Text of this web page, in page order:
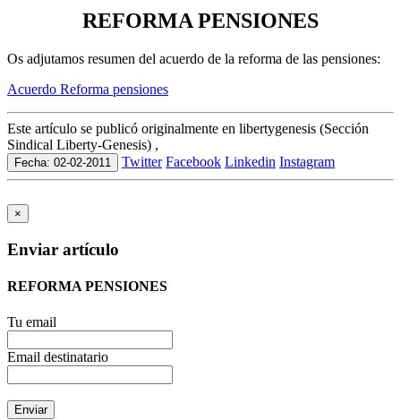
REFORMA PENSIONES
Os adjutamos resumen del acuerdo de la reforma de las pensiones:
Acuerdo Reforma pensiones
Este artículo se publicó originalmente en libertygenesis (Sección
Sindical Liberty-Genesis) ,
Fecha: 02-02-2011 Twitter Facebook Linkedin Instagram
×
Enviar artículo
REFORMA PENSIONES
Tu email
Email destinatario
Enviar